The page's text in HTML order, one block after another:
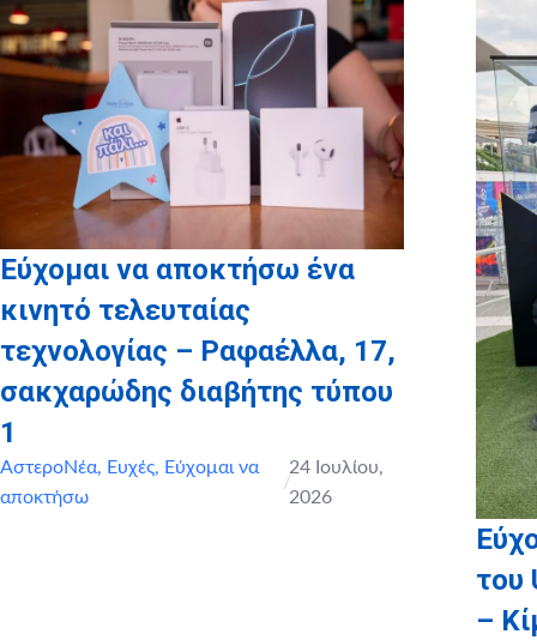
Υποστηρικτής σε είδος
Εύχομαι να αποκτήσω ένα
κινητό τελευταίας
τεχνολογίας – Ραφαέλλα, 17,
σακχαρώδης διαβήτης τύπου
1
ΑστεροΝέα, Ευχές, Εύχομαι να
αποκτήσω
/
24 Ιουλίου,
2026
του
–